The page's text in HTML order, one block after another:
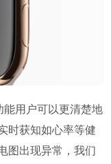
能用户可以更清楚地
时获知如心率等健
图出现异常，我们